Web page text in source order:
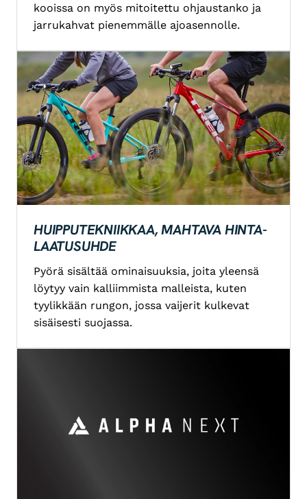
kooissa on myös mitoitettu ohjaustanko ja
jarrukahvat pienemmälle ajoasennolle.
HUIPPUTEKNIIKKAA, MAHTAVA HINTA-
LAATUSUHDE
Pyörä sisältää ominaisuuksia, joita yleensä
löytyy vain kalliimmista malleista, kuten
tyylikkään rungon, jossa vaijerit kulkevat
sisäisesti suojassa.